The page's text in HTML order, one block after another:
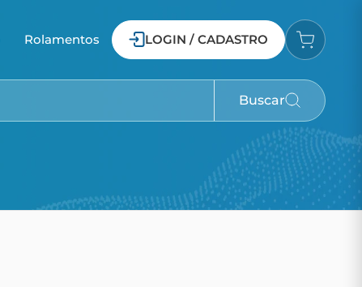
Rolamentos LOGIN / CADASTRO
Buscar